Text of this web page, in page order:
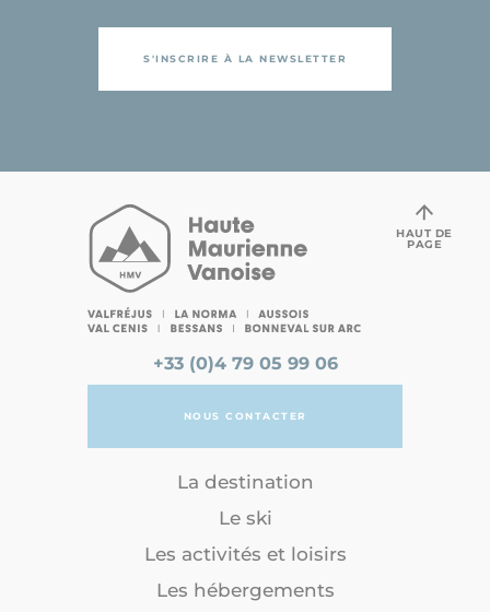
S'INSCRIRE À LA NEWSLETTER
+33 (0)4 79 05 99 06
NOUS CONTACTER
La destination
Le ski
Les activités et loisirs
Les hébergements
HAUT DE
PAGE